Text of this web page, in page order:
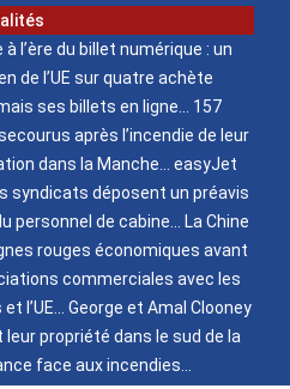
à l’ère du billet numérique : un
de l’UE sur quatre achète
ses billets en ligne
157
après l’incendie de leur
dans la Manche
easyJet
syndicats déposent un préavis
personnel de cabine
La Chine
rouges économiques avant
commerciales avec les
l’UE
George et Amal Clooney
leur propriété dans le sud de la
face aux incendies